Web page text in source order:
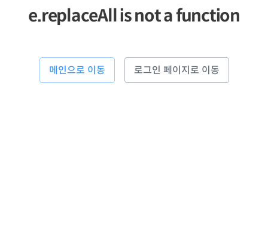
e.replaceAll is not a function
메인으로 이동 로그인 페이지로 이동